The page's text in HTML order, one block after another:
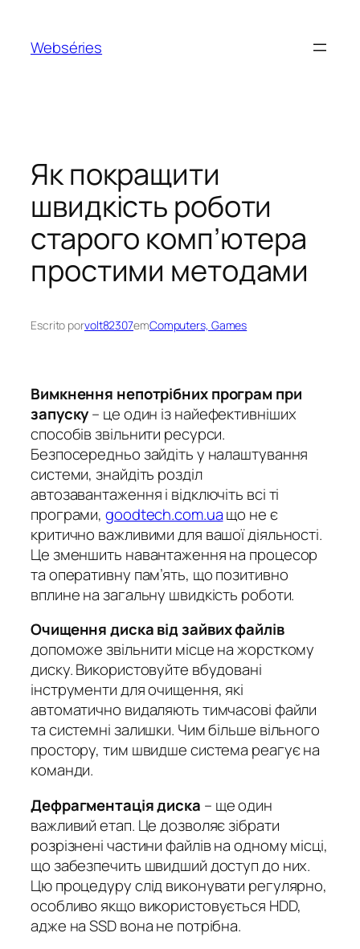
Webséries
Як покращити
швидкість роботи
старого комп’ютера
простими методами
Escrito porvolt82307emComputers, Games
Вимкнення непотрібних програм при
запуску– це один із найефективніших
способів звільнити ресурси.
Безпосередньо зайдіть у налаштування
системи, знайдіть розділ
автозавантаження і відключіть всі ті
програми,goodtech.com.uaщо не є
критично важливими для вашої діяльності.
Це зменшить навантаження на процесор
та оперативну пам’ять, що позитивно
вплине на загальну швидкість роботи.
Очищення диска від зайвих файлів
допоможе звільнити місце на жорсткому
диску. Використовуйте вбудовані
інструменти для очищення, які
автоматично видаляють тимчасові файли
та системні залишки. Чим більше вільного
простору, тим швидше система реагує на
команди.
Дефрагментація диска – ще один
важливий етап. Це дозволяє зібрати
розрізнені частини файлів на одному місці,
що забезпечить швидший доступ до них.
Цю процедуру слід виконувати регулярно,
особливо якщо використовується HDD,
адже на SSD вона не потрібна.